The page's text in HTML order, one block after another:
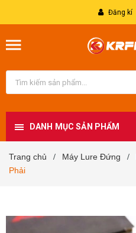
Đăng kí
DANH MỤC SẢN PHẨM
Trang chủ / Máy Lure Đứng /
Phải